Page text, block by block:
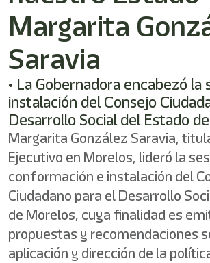
interactuar
con
contenido.
Margarita
Saravia
• La Gobernadora encabezó la
instalación del Consejo
Desarrollo Social del Estado
Margarita González Saravia,
Ejecutivo en Morelos, lideró la
conformación e instalación del
Ciudadano para el Desarrollo
de Morelos, cuya finalidad es
propuestas y recomendaciones
aplicación y dirección de la